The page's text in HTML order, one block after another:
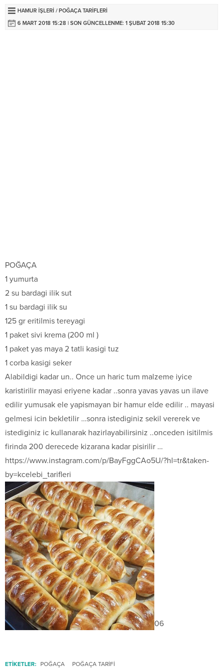
HAMUR İŞLERI /POĞAÇA TARIFLERI
6 MART 2018 15:28 | SON GÜNCELLENME: 1 ŞUBAT 2018 15:30
POĞAÇA
1 yumurta
2 su bardagi ilik sut
1 su bardagi ilik su
125 gr eritilmis tereyagi
1 paket sivi krema (200 ml )
1 paket yas maya 2 tatli kasigi tuz
1 corba kasigi seker
Alabildigi kadar un.. Once un haric tum malzeme iyice
karistirilir mayasi eriyene kadar ..sonra yavas yavas un ilave
edilir yumusak ele yapismayan bir hamur elde edilir .. mayasi
gelmesi icin bekletilir …sonra istediginiz sekil vererek ve
istediginiz ic kullanarak hazirlayabilirsiniz ..onceden isitilmis
firinda 200 derecede kizarana kadar pisirilir …
https://www.instagram.com/p/BayFggCAo5U/?hl=tr&taken-
by=kcelebi_tarifleri
06
ETİKETLER: POĞAÇA POĞAÇA TARIFI